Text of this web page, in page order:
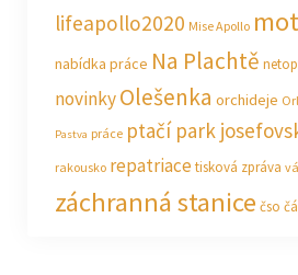
lifeapollo2020 Mise Apollo
nabídka práce Na Plachtě
novinkyOlešenka orchideje
Pastva práce ptačí park
rakousko repatriacetisková zpráva
záchranná stanice čso